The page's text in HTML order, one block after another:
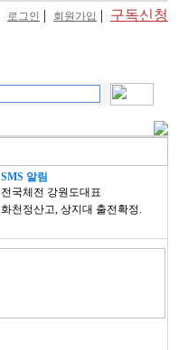
로그인 | 회원가입 | 구독신청
SMS 알림
전국체전 강원도대표
화천정산고, 상지대 출전확정.